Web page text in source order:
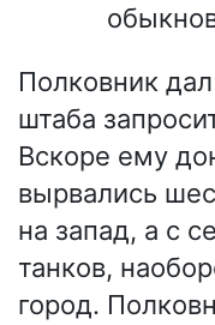
Полковник
штаба
Вскоре ему
вырвались
на запад, а с
танков,
город.